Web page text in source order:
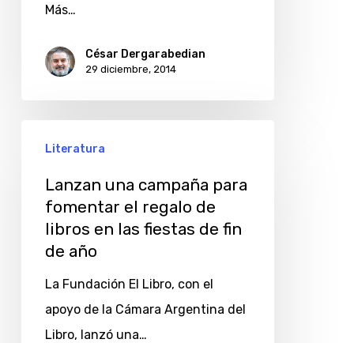
Más…
César Dergarabedian
29 diciembre, 2014
campaña
para
fomentar
regalo
libros
Literatura
Lanzan una campaña para
fomentar el regalo de
libros en las fiestas de fin
de año
La Fundación El Libro, con el
apoyo de la Cámara Argentina del
Libro, lanzó una…